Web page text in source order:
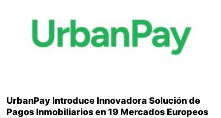
UrbanPay Introduce Innovadora Solución de
Pagos Inmobiliarios en 19 Mercados Europeos